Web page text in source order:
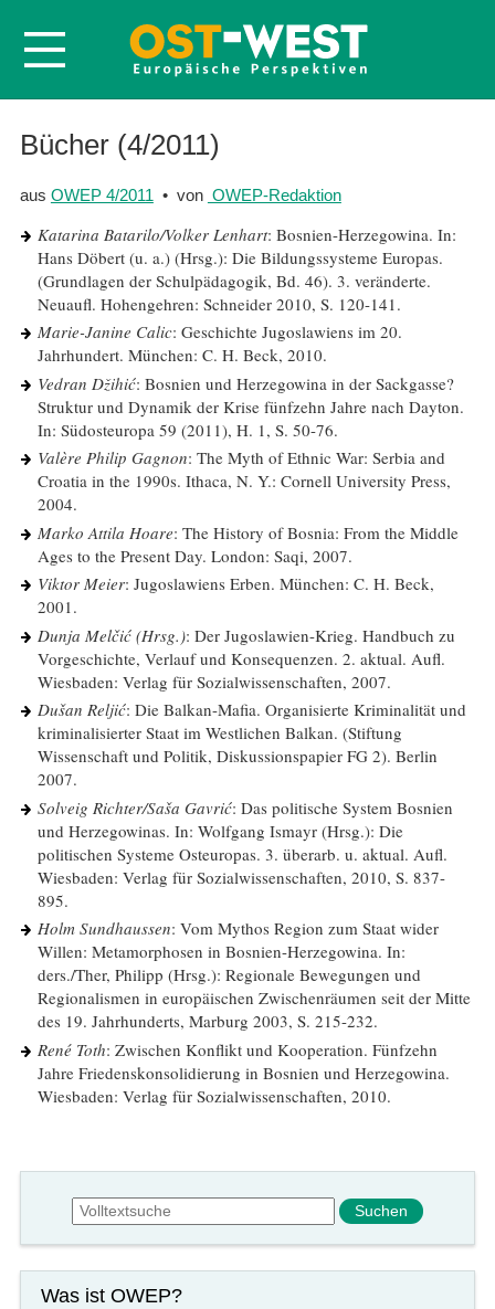
Startseite
Probeheft
Nachbestellen
Abonnieren
Kontakt
Bücher (4/2011)
aus OWEP 4/2011 • von OWEP-Redaktion
Katarina Batarilo/Volker Lenhart: Bosnien-Herzegowina. In:
Hans Döbert (u. a.) (Hrsg.): Die Bildungssysteme Europas.
(Grundlagen der Schulpädagogik, Bd. 46). 3. veränderte.
Neuaufl. Hohengehren: Schneider 2010, S. 120-141.
Marie-Janine Calic: Geschichte Jugoslawiens im 20.
Jahrhundert. München: C. H. Beck, 2010.
Vedran Džihić: Bosnien und Herzegowina in der Sackgasse?
Struktur und Dynamik der Krise fünfzehn Jahre nach Dayton.
In: Südosteuropa 59 (2011), H. 1, S. 50-76.
Valère Philip Gagnon: The Myth of Ethnic War: Serbia and
Croatia in the 1990s. Ithaca, N. Y.: Cornell University Press,
2004.
Marko Attila Hoare: The History of Bosnia: From the Middle
Ages to the Present Day. London: Saqi, 2007.
Viktor Meier: Jugoslawiens Erben. München: C. H. Beck,
2001.
Dunja Melčić (Hrsg.): Der Jugoslawien-Krieg. Handbuch zu
Vorgeschichte, Verlauf und Konsequenzen. 2. aktual. Aufl.
Wiesbaden: Verlag für Sozialwissenschaften, 2007.
Dušan Reljić: Die Balkan-Mafia. Organisierte Kriminalität und
kriminalisierter Staat im Westlichen Balkan. (Stiftung
Wissenschaft und Politik, Diskussionspapier FG 2). Berlin
2007.
Solveig Richter/Saša Gavrić: Das politische System Bosnien
und Herzegowinas. In: Wolfgang Ismayr (Hrsg.): Die
politischen Systeme Osteuropas. 3. überarb. u. aktual. Aufl.
Wiesbaden: Verlag für Sozialwissenschaften, 2010, S. 837-
895.
Holm Sundhaussen: Vom Mythos Region zum Staat wider
Willen: Metamorphosen in Bosnien-Herzegowina. In:
ders./Ther, Philipp (Hrsg.): Regionale Bewegungen und
Regionalismen in europäischen Zwischenräumen seit der Mitte
des 19. Jahrhunderts, Marburg 2003, S. 215-232.
René Toth: Zwischen Konflikt und Kooperation. Fünfzehn
Jahre Friedenskonsolidierung in Bosnien und Herzegowina.
Wiesbaden: Verlag für Sozialwissenschaften, 2010.
Suchformular
Suche
Was ist OWEP?